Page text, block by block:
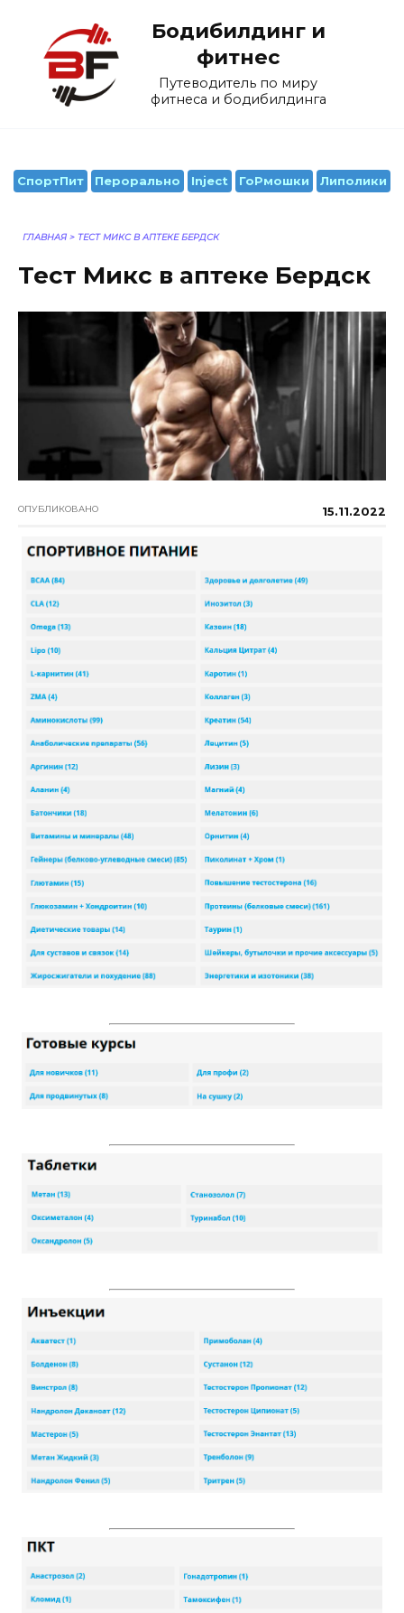
содержанию
Бодибилдинг и
фитнес
Путеводитель по миру
фитнеса и бодибилдинга
СпортПит Перорально Inject ГоРмошки Липолики
ГЛАВНАЯ > ТЕСТ МИКС В АПТЕКЕ БЕРДСК
Тест Микс в аптеке Бердск
ОПУБЛИКОВАНО 15.11.2022